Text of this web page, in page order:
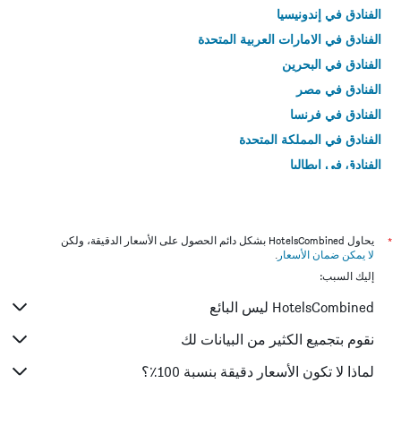
الفنادق في إندونيسيا
الفنادق في الامارات العربية المتحدة
الفنادق في البحرين
الفنادق في مصر
الفنادق في فرنسا
الفنادق في المملكة المتحدة
الفنادق في إيطاليا
*
يحاول HotelsCombined بشكل دائم الحصول على الأسعار الدقيقة، ولكن
لا يمكن ضمان الأسعار .
إليك السبب:
HotelsCombined ليس البائع
نقوم بتجميع الكثير من البيانات لك
لماذا لا تكون الأسعار دقيقة بنسبة 100٪؟